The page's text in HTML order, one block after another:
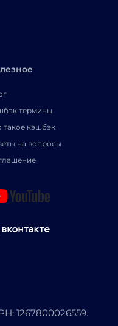
термины
такое кэшбэк
на вопросы
1267800026559.